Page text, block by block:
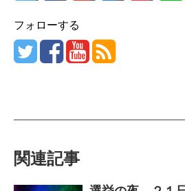
フォローする
関連記事